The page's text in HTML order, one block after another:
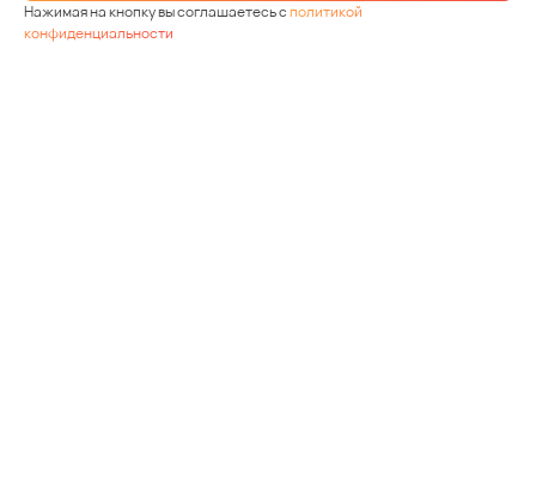
Нажимая на кнопку вы соглашаетесь сполитикой
конфиденциальности